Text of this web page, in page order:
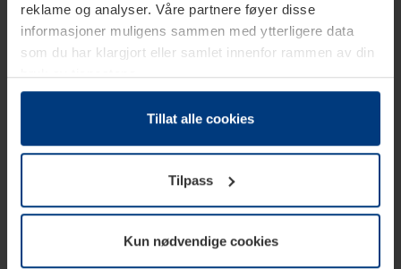
reklame og analyser. Våre partnere føyer disse
informasjoner muligens sammen med ytterligere data
som du har klargjort eller samlet innenfor rammen av din
bruk av tjenestene.
Etter loven kan vi lagre informasjonskapsler på din
datamaskin, hvis disse er absolutt nødvendig for drift av
trenger vi din tillatelse. Du kan når som helst endre eller
tilbakekalle ditt samtykke i forklaringen av
informasjonskapselen på sidenPersonvernerklæringpå
Tillat alle cookies
Tilpass
Kun nødvendige cookies